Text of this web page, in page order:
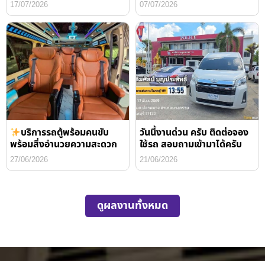
17/07/2026 07/07/2026
บริการรถตู้พร้อมคนขับ
พร้อมสิ่งอำนวยความสะดวก
27/06/2026
วันนี้งานด่วน ครับ ติดต่อจอง
ใช้รถ สอบถามเข้ามาได้ครับ
21/06/2026
ดูผลงานทั้งหมด